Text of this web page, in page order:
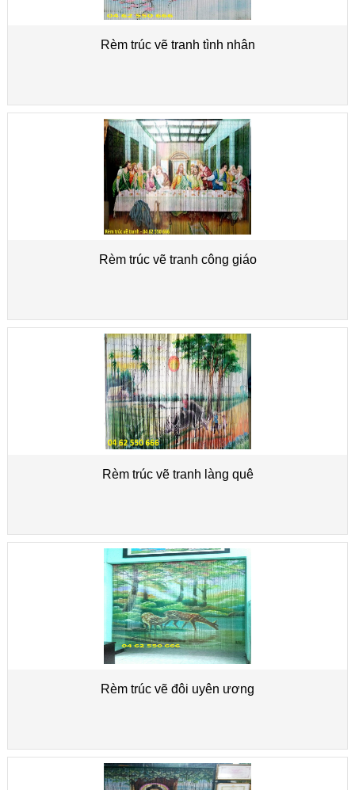
Rèm trúc vẽ tranh tình nhân
Rèm trúc vẽ tranh công giáo
Rèm trúc vẽ tranh làng quê
Rèm trúc vẽ đôi uyên ương